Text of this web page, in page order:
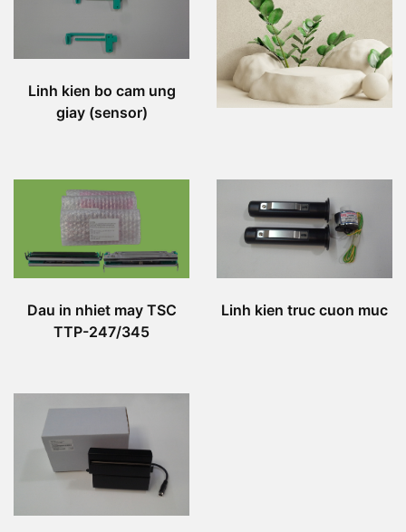
Linh kien bo cam ung
giay (sensor)
Dau in nhiet may TSC
TTP-247/345
Linh kien truc cuon muc